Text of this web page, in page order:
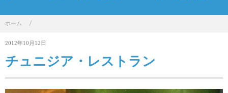
ホーム /
2012年10月12日
チュニジア・レストラン